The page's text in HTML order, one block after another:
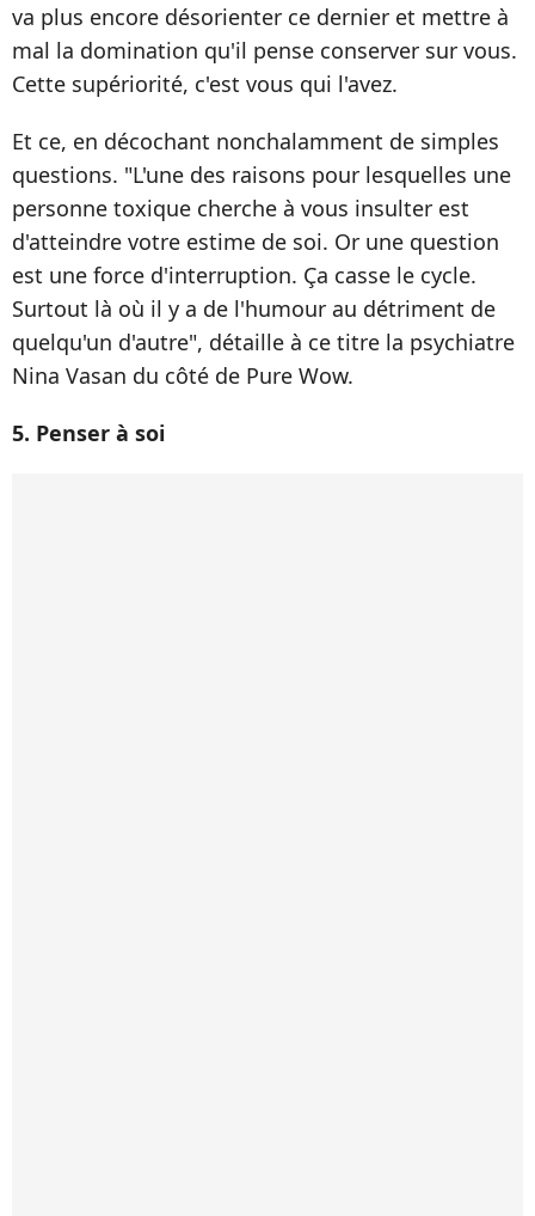
va plus encore désorienter ce dernier et mettre à
mal la domination qu'il pense conserver sur vous.
Cette supériorité, c'est vous qui l'avez.
Et ce, en décochant nonchalamment de simples
questions. "L'une des raisons pour lesquelles une
personne toxique cherche à vous insulter est
d'atteindre votre estime de soi. Or une question
est une force d'interruption. Ça casse le cycle.
Surtout là où il y a de l'humour au détriment de
quelqu'un d'autre", détaille à ce titre la psychiatre
Nina Vasan du côté de Pure Wow.
5. Penser à soi